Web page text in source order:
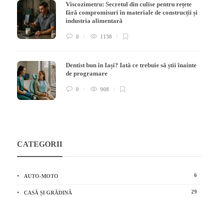
Viscozimetru: Secretul din culise pentru rețete
fără compromisuri în materiale de construcții și
industria alimentară
0 1138
Dentist bun în Iași? Iată ce trebuie să știi înainte
de programare
0 908
CATEGORII
AUTO-MOTO 6
CASĂ ȘI GRĂDINĂ 29